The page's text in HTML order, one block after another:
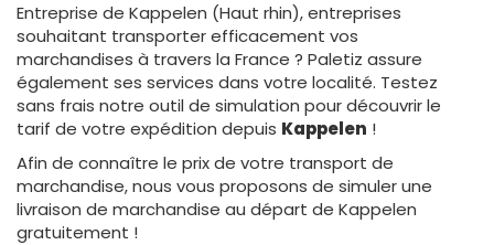
Entreprise de Kappelen (Haut rhin), entreprises
souhaitant transporter efficacement vos
marchandises à travers la France ? Paletiz assure
également ses services dans votre localité. Testez
sans frais notre outil de simulation pour découvrir le
tarif de votre expédition depuis Kappelen !
Afin de connaître le prix de votre transport de
marchandise, nous vous proposons de simuler une
livraison de marchandise au départ de Kappelen
gratuitement !